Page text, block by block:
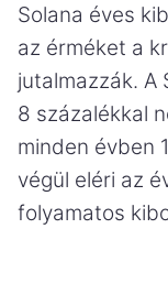
Solana éves
az érméket a
jutalmazzák. A
8 százalékkal
minden évben
végül eléri az
folyamatos